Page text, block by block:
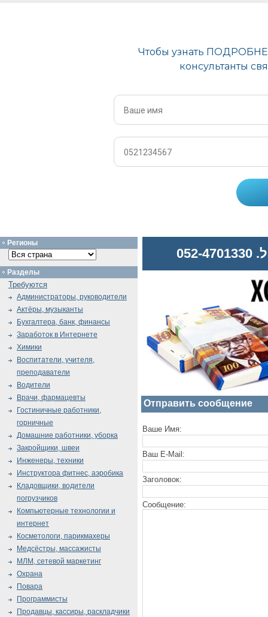
Отправить сообщение
Ваше Имя:
Ваш E-Mail:
Заголовок:
Сообщение:
Регионы
Разделы
Требуются
Администраторы, руководители
Актёры, музыканты
Бухгалтера, банк, финансы
Заработок в Интернете
Химики
Воспитатели, учителя,
преподаватели
Водители
Врачи, фармацевты
Гостиничные работники,
горничные
Домашние работники, уборка
Закройщики, швеи
Инженеры, техники
Инструктора фитнес, аэробика
Кладовщики, водители
погрузчиков
Компьютерные технологии и
интернет
Косметологи, парикмахеры
Медсёстры, массажисты
МЛМ, сетевой маркетинг
Охрана
Повара
Программисты
Продавцы, кассиры, раскладчики